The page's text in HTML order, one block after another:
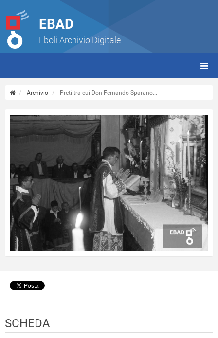
EBAD
Eboli Archivio Digitale
Archivio Preti tra cui Don Fernando Sparano...
SCHEDA